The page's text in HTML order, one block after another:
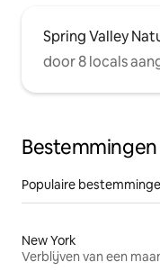
Spring Valley
door 8 locals
Populaire
New York
Verblijven van een